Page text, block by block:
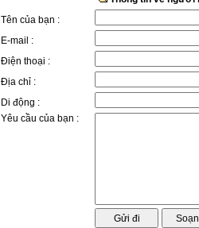
Tên của bạn :
E-mail :
Điện thoại :
Địa chỉ :
Di động :
Yêu cầu của bạn :